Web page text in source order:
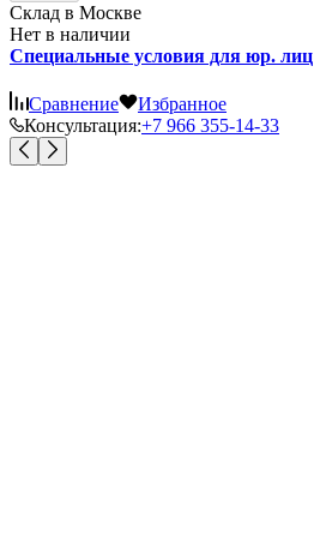
Cклад в Москве
Нет в наличии
Специальные условия для юр. лиц
Сравнение
Избранное
Консультация:+7 966 355-14-33